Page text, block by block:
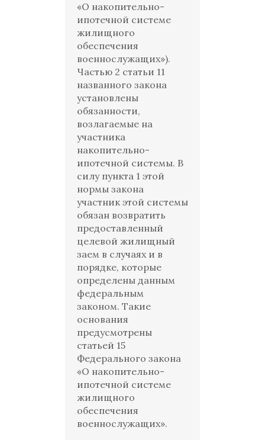
«О накопительно-
ипотечной системе
жилищного
обеспечения
военнослужащих»).
Частью 2 статьи 11
названного закона
установлены
обязанности,
возлагаемые на
участника
накопительно-
ипотечной системы. В
силу пункта 1 этой
нормы закона
участник этой системы
обязан возвратить
предоставленный
целевой жилищный
заем в случаях и в
порядке, которые
определены данным
федеральным
законом. Такие
основания
предусмотрены
статьей 15
Федерального закона
«О накопительно-
ипотечной системе
жилищного
обеспечения
военнослужащих».